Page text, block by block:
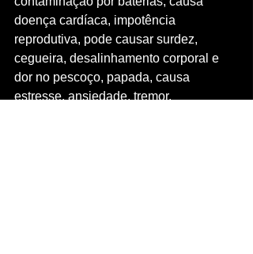
doença cardíaca, impotência
reprodutiva, pode causar surdez,
cegueira, desalinhamento corporal e
dor no pescoço, papada, causa
estresse, ansiedade, tremor,